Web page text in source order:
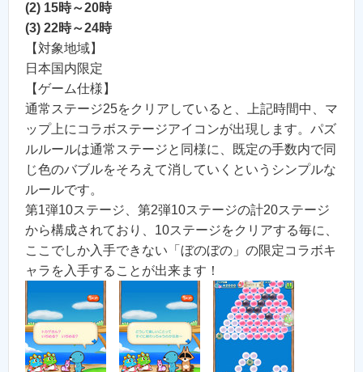
(2) 15時～20時
(3) 22時～24時
【対象地域】
日本国内限定
【ゲーム仕様】
通常ステージ25をクリアしていると、上記時間中、マ
ップ上にコラボステージアイコンが出現します。パズ
ルルールは通常ステージと同様に、既定の手数内で同
じ色のバブルをそろえて消していくというシンプルな
ルールです。
第1弾10ステージ、第2弾10ステージの計20ステージ
から構成されており、10ステージをクリアする毎に、
ここでしか入手できない「ぼのぼの」の限定コラボキ
ャラを入手することが出来ます！